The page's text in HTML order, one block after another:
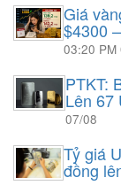
Giá
$4300
03:20 PM
PTKT:
Lên 67
07/08
Tỷ giá
đồng